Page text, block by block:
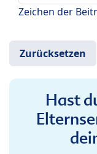
Zeichen der
Hast